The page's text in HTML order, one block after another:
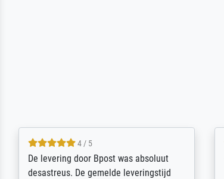
5 / 5
Sehr gute Qualität des Leinwanddrucks
und des Rahmens! Unser Bild wurde